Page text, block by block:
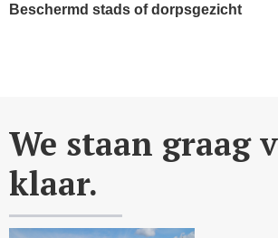
Beschermd stads of dorpsgezicht
We staan graag
klaar.